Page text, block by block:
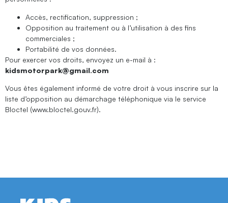
Accès, rectification, suppression ;
Opposition au traitement ou à l’utilisation à des fins
commerciales ;
Portabilité de vos données.
Pour exercer vos droits, envoyez un e-mail à :
kidsmotorpark@gmail.com
Vous êtes également informé de votre droit à vous inscrire sur la
liste d’opposition au démarchage téléphonique via le service
Bloctel (www.bloctel.gouv.fr).